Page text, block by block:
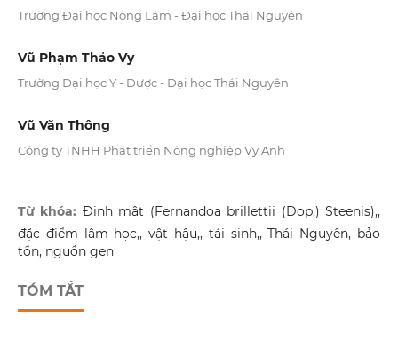
Trường Đại học Nông Lâm - Đại học Thái Nguyên
Vũ Phạm Thảo Vy
Trường Đại học Y - Dược - Đại học Thái Nguyên
Vũ Văn Thông
Công ty TNHH Phát triển Nông nghiệp Vy Anh
Từ khóa: Đinh mật (Fernandoa brillettii (Dop.) Steenis),,
đặc điểm lâm học,, vật hậu,, tái sinh,, Thái Nguyên, bảo
tồn, nguồn gen
TÓM TẮT